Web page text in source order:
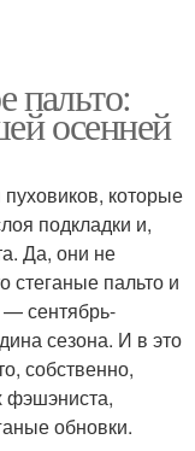
пальто:
осенней
которые
подкладки и,
Да, они не
стеганые пальто и
— сентябрь-
сезона. И в это
собственно,
фэшэниста,
обновки.